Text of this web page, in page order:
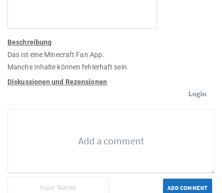
Beschreibung
Das ist eine Minecraft Fan App.
Manche Inhalte können fehlerhaft sein
Diskussionen und Rezensionen
Login
ADD COMMENT